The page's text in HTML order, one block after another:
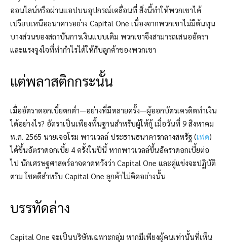
ออนไลน์หรือผ่านแอปบนอุปกรณ์เคลื่อนที่ สิ่งนี้ทำให้พวกเขาได้
เปรียบเหนือธนาคารอย่าง Capital One เนื่องจากพวกเขาไม่มีต้นทุน
บางส่วนของสถาบันการเงินแบบเดิม พวกเขาจึงสามารถเสนออัตรา
และแรงจูงใจที่ทำกำไรได้ให้กับลูกค้าของพวกเขา
แต่พลาสติกกระนั้น
เมื่ออัตราดอกเบี้ยตกต่ำ—อย่างที่มีหลายครั้ง—ผู้ออกบัตรเครดิตทำเงิน
ได้อย่างไร? อัตราเป็นเพียงพื้นฐานสำหรับผู้ให้กู้ เมื่อวันที่ 9 สิงหาคม
พ.ศ. 2565 นายเจอโรม พาวเวลล์ ประธานธนาคารกลางสหรัฐ (เฟด)
ได้ขึ้นอัตราดอกเบี้ย 4 ครั้งในปีนี้ หากพาวเวลล์ขึ้นอัตราดอกเบี้ยต่อ
ไป นักเศรษฐศาสตร์อาจคาดหวังว่า Capital One และคู่แข่งจะปฏิบัติ
ตาม โชคดีสำหรับ Capital One ลูกค้าไม่คิดอย่างนั้น
บรรทัดล่าง
Capital One จะเป็นบริษัทเฉพาะกลุ่ม หากมีเพียงผู้คนเท่านั้นที่เห็น